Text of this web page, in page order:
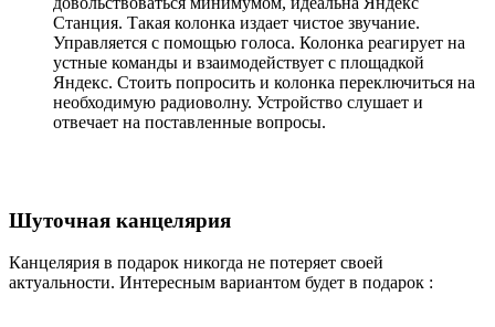
Станция. Такая колонка издает чистое звучание.
Управляется с помощью голоса. Колонка реагирует на
устные команды и взаимодействует с площадкой
Яндекс. Стоить попросить и колонка переключиться на
необходимую радиоволну. Устройство слушает и
отвечает на поставленные вопросы.
Шуточная канцелярия
Канцелярия в подарок никогда не потеряет своей
актуальности. Интересным вариантом будет в подарок :